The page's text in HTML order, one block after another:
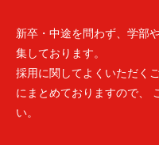
新卒・中途を問わず、学部
集しております。
採用に関してよくいただく
にまとめておりますので、
い。